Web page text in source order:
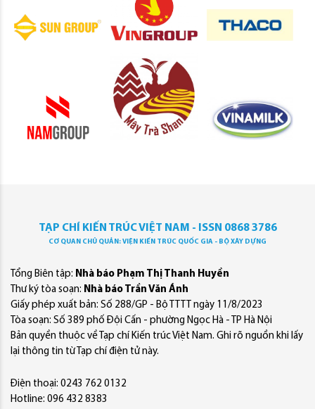
TẠP CHÍ KIẾN TRÚC VIỆT NAM - ISSN 0868 3786
CƠ QUAN CHỦ QUẢN: VIỆN KIẾN TRÚC QUỐC GIA - BỘ XÂY DỰNG
Tổng Biên tập: Nhà báo Phạm Thị Thanh Huyền
Thư ký tòa soạn: Nhà báo Trần Văn Ánh
Giấy phép xuất bản: Số 288/GP - Bộ TTTT ngày 11/8/2023
Tòa soạn: Số 389 phố Đội Cấn - phường Ngọc Hà - TP Hà Nội
Bản quyền thuộc về Tạp chí Kiến trúc Việt Nam. Ghi rõ nguồn khi lấy
lại thông tin từ Tạp chí điện tử này.
Điện thoại: 0243 762 0132
Hotline: 096 432 8383